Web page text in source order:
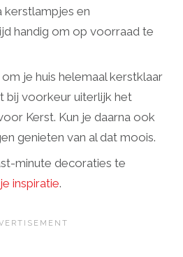
kerstlampjes en
handig om op voorraad te
je huis helemaal kerstklaar
bij voorkeur uiterlijk het
Kerst. Kun je daarna ook
genieten van al dat moois.
minute decoraties te
inspiratie.